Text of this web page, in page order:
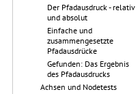
Der Pfadausdruck - relativ
und absolut
Einfache und
zusammengesetzte
Pfadausdrücke
Gefunden: Das Ergebnis
des Pfadausdrucks
Achsen und Nodetests